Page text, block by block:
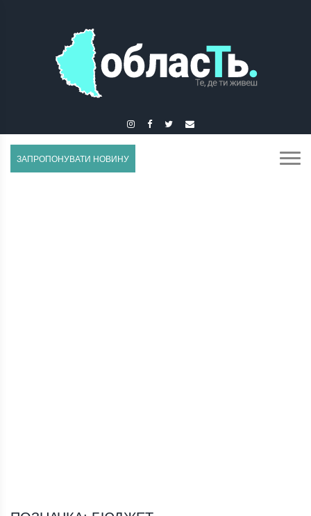
ЗАПРОПОНУВАТИ НОВИНУ